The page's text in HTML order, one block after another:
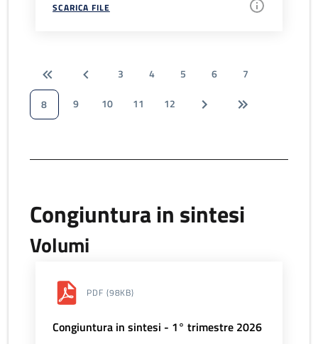
SCARICA FILE
3 4 5 6
7
8
9 10 11 12
Congiuntura in sintesi
Volumi
PDF (98KB)
Congiuntura in sintesi - 1° trimestre 2026